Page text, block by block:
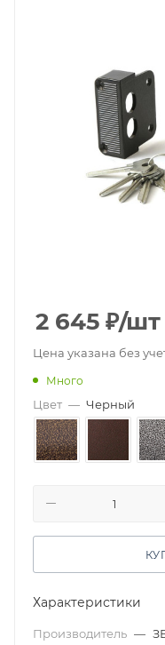
2 645 ₽/шт
Цена указана без
Много
Цвет — Черный
Характеристики
Производитель —